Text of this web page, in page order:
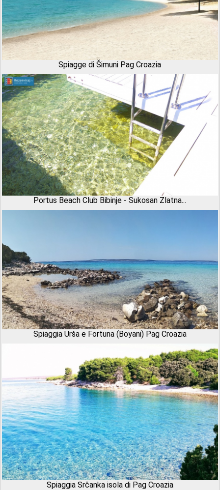
Spiagge di Šimuni Pag Croazia
Portus Beach Club Bibinje - Sukosan Zlatna...
Spiaggia Urša e Fortuna (Boyani) Pag Croazia
Spiaggia Srčanka isola di Pag Croazia